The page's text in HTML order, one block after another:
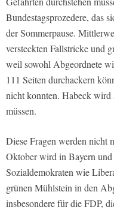
Bundestagsprozedere, das
der Sommerpause.
versteckten Fallstricke und
weil sowohl Abgeordnete
111 Seiten durchackern
nicht konnten. Habeck wird
müssen.
Diese Fragen werden nicht
Oktober wird in Bayern
Sozialdemokraten wie
grünen Mühlstein in den
insbesondere für die FDP,